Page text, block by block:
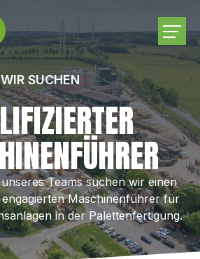
UNTERNEHMEN
PRODUKTE
KARRIERE
KONTAKT
WIR SUCHEN
Teams suchen wir einen
Maschinenführer für
in der Palettenfertigung.